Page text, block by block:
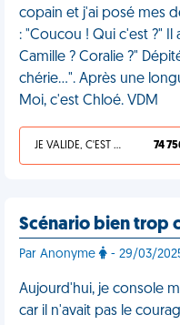
copain et j'ai posé mes
: "Coucou ! Qui c'est ?" Il
Camille ? Coralie ?"
chérie...". Après une
Moi, c'est Chloé. VDM
JE VALIDE, C'EST UNE VDM 74
Scénario bien trop
Par Anonyme - 29/03/
Aujourd'hui, je console
car il n'avait pas le